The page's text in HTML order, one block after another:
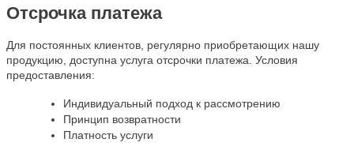
Отсрочка платежа
Для постоянных клиентов, регулярно приобретающих нашу
продукцию, доступна услуга отсрочки платежа. Условия
предоставления:
Индивидуальный подход к рассмотрению
Принцип возвратности
Платность услуги